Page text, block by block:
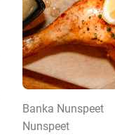
Banka Nunspeet
Nunspeet